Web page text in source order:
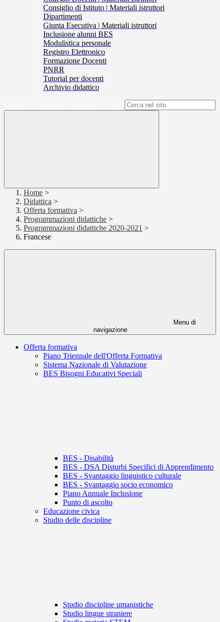
Consiglio di Istituto | Materiali istruttori
Dipartimenti
Giunta Esecutiva | Materiali istruttori
Inclusione alunni BES
Modulistica personale
Registro Elettronico
Formazione Docenti
PNRR
Tutorial per docenti
Archivio didattico
Home >
Didattica >
Offerta formativa >
Programmazioni didattiche >
Programmazioni didattiche 2020-2021 >
Francese
Menu di
navigazione
Offerta formativa
Piano Triennale dell'Offerta Formativa
Sistema Nazionale di Valutazione
BES Bisogni Educativi Speciali
BES - Disabilità
BES - DSA Disturbi Specifici di Apprendimento
BES - Svantaggio linguistico culturale
BES - Svantaggio socio economico
Piano Annuale Inclusione
Punto di ascolto
Educazione civica
Studio delle discipline
Studio discipline umanistiche
Studio lingue straniere